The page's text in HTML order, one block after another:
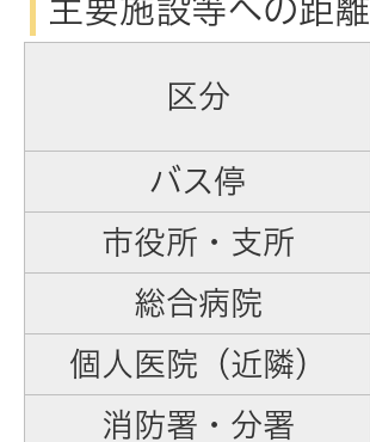
主要施設等への距離
区分
バス停
市役所・支所
総合病院
個人医院（近隣）
消防署・分署